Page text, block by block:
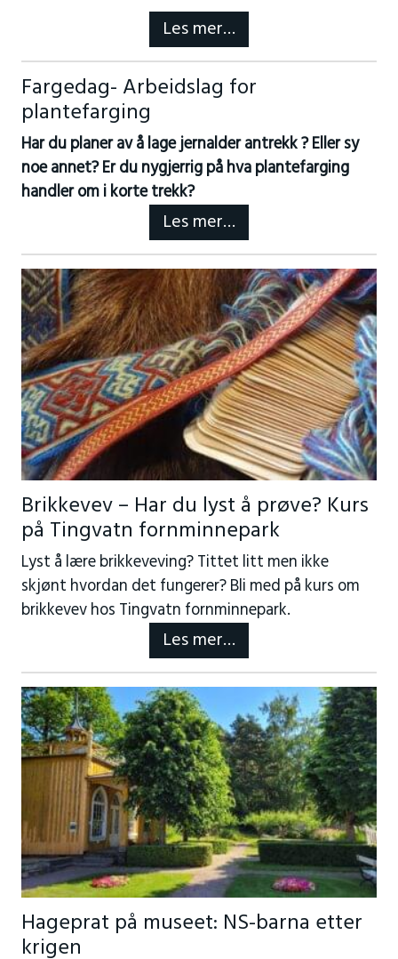
Les mer…
Fargedag- Arbeidslag for
plantefarging
Har du planer av å lage jernalder antrekk ? Eller sy
noe annet? Er du nygjerrig på hva plantefarging
handler om i korte trekk?
Les mer…
Brikkevev – Har du lyst å prøve? Kurs
på Tingvatn fornminnepark
Lyst å lære brikkeveving? Tittet litt men ikke
skjønt hvordan det fungerer? Bli med på kurs om
brikkevev hos Tingvatn fornminnepark.
Les mer…
Hageprat på museet: NS-barna etter
krigen